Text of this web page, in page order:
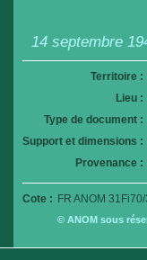
14 septembre
Territoire :
Lieu :
Type de document :
Support et dimensions :
Provenance :
Cote : FR ANOM
© ANOM sous